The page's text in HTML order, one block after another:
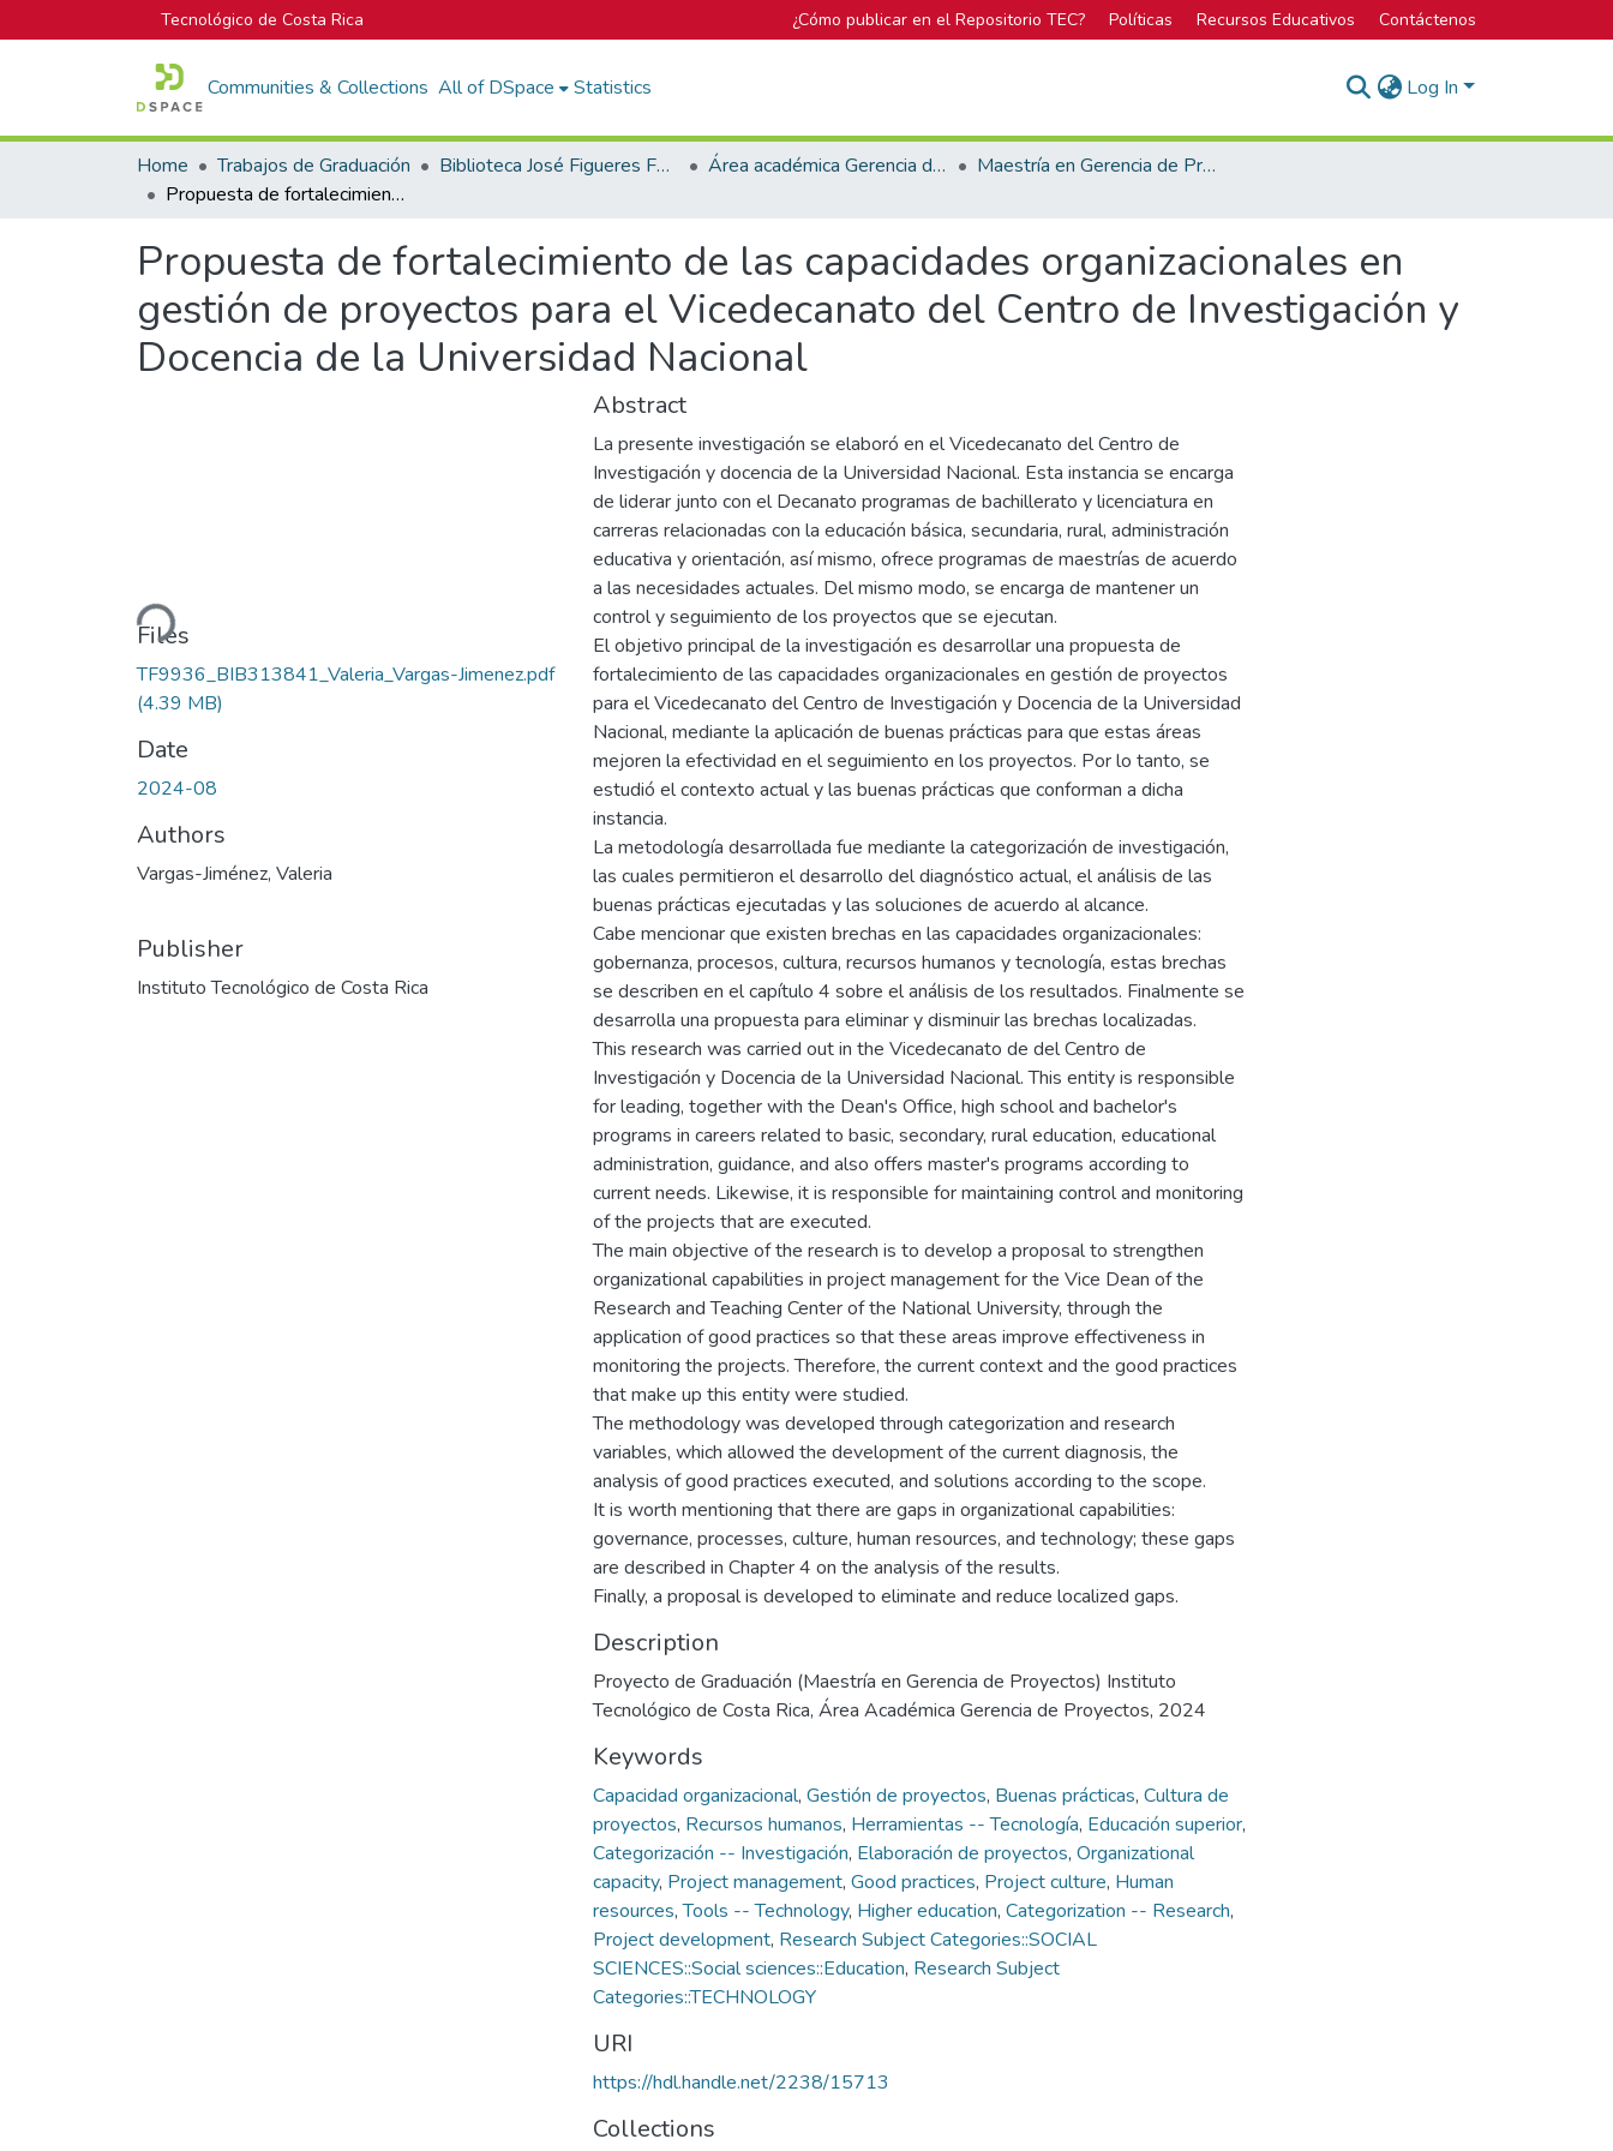
Tecnológico de Costa Rica ¿Cómo publicar en el Repositorio TEC? Políticas Recursos Educativos Contáctenos
Communities & Collections All of DSpace Statistics Log In
Home Trabajos de Graduación Biblioteca José Figueres Ferrer Área académica Gerencia de Proyectos
Maestría en Gerencia de Proyectos
Propuesta de fortalecimiento de las capacidades organizacionales en gestión de proyectos para el Vicedecanato del Centro de Investigación y Docencia de la Universidad Nacional
Propuesta de fortalecimiento de las capacidades organizacionales en
gestión de proyectos para el Vicedecanato del Centro de Investigación y
Docencia de la Universidad Nacional
Loading...
Files
TF9936_BIB313841_Valeria_Vargas-Jimenez.pdf
(4.39 MB)
Date
2024-08
Authors
Vargas-Jiménez, Valeria
Publisher
Instituto Tecnológico de Costa Rica
Abstract
La presente investigación se elaboró en el Vicedecanato del Centro de
Investigación y docencia de la Universidad Nacional. Esta instancia se encarga
de liderar junto con el Decanato programas de bachillerato y licenciatura en
carreras relacionadas con la educación básica, secundaria, rural, administración
educativa y orientación, así mismo, ofrece programas de maestrías de acuerdo
a las necesidades actuales. Del mismo modo, se encarga de mantener un
control y seguimiento de los proyectos que se ejecutan.
El objetivo principal de la investigación es desarrollar una propuesta de
fortalecimiento de las capacidades organizacionales en gestión de proyectos
para el Vicedecanato del Centro de Investigación y Docencia de la Universidad
Nacional, mediante la aplicación de buenas prácticas para que estas áreas
mejoren la efectividad en el seguimiento en los proyectos. Por lo tanto, se
estudió el contexto actual y las buenas prácticas que conforman a dicha
instancia.
La metodología desarrollada fue mediante la categorización de investigación,
las cuales permitieron el desarrollo del diagnóstico actual, el análisis de las
buenas prácticas ejecutadas y las soluciones de acuerdo al alcance.
Cabe mencionar que existen brechas en las capacidades organizacionales:
gobernanza, procesos, cultura, recursos humanos y tecnología, estas brechas
se describen en el capítulo 4 sobre el análisis de los resultados. Finalmente se
desarrolla una propuesta para eliminar y disminuir las brechas localizadas.
This research was carried out in the Vicedecanato de del Centro de
Investigación y Docencia de la Universidad Nacional. This entity is responsible
for leading, together with the Dean's Office, high school and bachelor's
programs in careers related to basic, secondary, rural education, educational
administration, guidance, and also offers master's programs according to
current needs. Likewise, it is responsible for maintaining control and monitoring
of the projects that are executed.
The main objective of the research is to develop a proposal to strengthen
organizational capabilities in project management for the Vice Dean of the
Research and Teaching Center of the National University, through the
application of good practices so that these areas improve effectiveness in
monitoring the projects. Therefore, the current context and the good practices
that make up this entity were studied.
The methodology was developed through categorization and research
variables, which allowed the development of the current diagnosis, the
analysis of good practices executed, and solutions according to the scope.
It is worth mentioning that there are gaps in organizational capabilities:
governance, processes, culture, human resources, and technology; these gaps
are described in Chapter 4 on the analysis of the results.
Finally, a proposal is developed to eliminate and reduce localized gaps.
Description
Proyecto de Graduación (Maestría en Gerencia de Proyectos) Instituto
Tecnológico de Costa Rica, Área Académica Gerencia de Proyectos, 2024
Keywords
Capacidad organizacional, Gestión de proyectos, Buenas prácticas, Cultura de
proyectos, Recursos humanos, Herramientas -- Tecnología, Educación superior,
Categorización -- Investigación, Elaboración de proyectos, Organizational
capacity, Project management, Good practices, Project culture, Human
resources,Tools -- Technology, Higher education, Categorization -- Research,
Project development, Research Subject Categories::SOCIAL
SCIENCES::Social sciences::Education, Research Subject
Categories::TECHNOLOGY
URI
https://hdl.handle.net/2238/15713
Collections